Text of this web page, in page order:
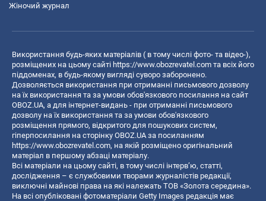
Жіночий журнал
Використання будь-яких матеріалів ( в тому числі фото- та відео-),
розміщених на цьому сайті https://www.obozrevatel.com та всіх його
піддоменах, в будь-якому вигляді суворо заборонено.
Дозволяється використання при отриманні письмового дозволу
на їх використання та за умови обов'язкового посилання на сайт
OBOZ.UA, а для інтернет-видань - при отриманні письмового
дозволу на їх використання та за умови обов'язкового
розміщення прямого, відкритого для пошукових систем,
гіперпосилання на сторінку OBOZ.UA за посиланням
https://www.obozrevatel.com, на якій розміщено оригінальний
матеріал в першому абзаці матеріалу.
Всі матеріали на цьому сайті, в тому числі інтерв’ю, статті,
дослідження – є службовими творами журналістів редакції,
виключні майнові права на які належать ТОВ «Золота середина».
На всі опубліковані фотоматеріали Getty Images редакція має